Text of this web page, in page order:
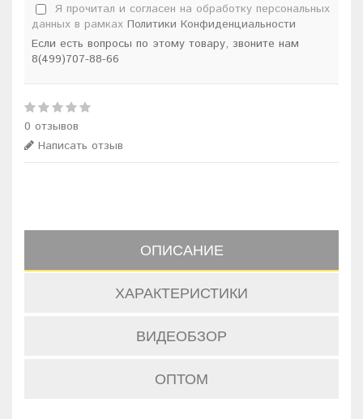
Я прочитал и согласен на обработку персональных
данных в рамках Политики Конфиденциальности
Если есть вопросы по этому товару, звоните нам
8(499)707-88-66
0 отзывов
Написать отзыв
ОПИСАНИЕ
ХАРАКТЕРИСТИКИ
ВИДЕОБЗОР
ОПТОМ